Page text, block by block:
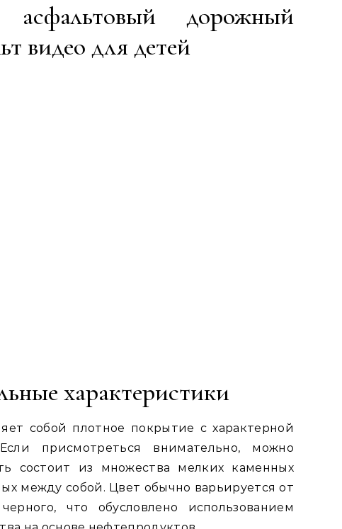
дорожный
видео для детей
характеристики
собой плотное покрытие с характерной
присмотреться внимательно, можно
состоит из множества мелких каменных
между собой. Цвет обычно варьируется от
что обусловлено использованием